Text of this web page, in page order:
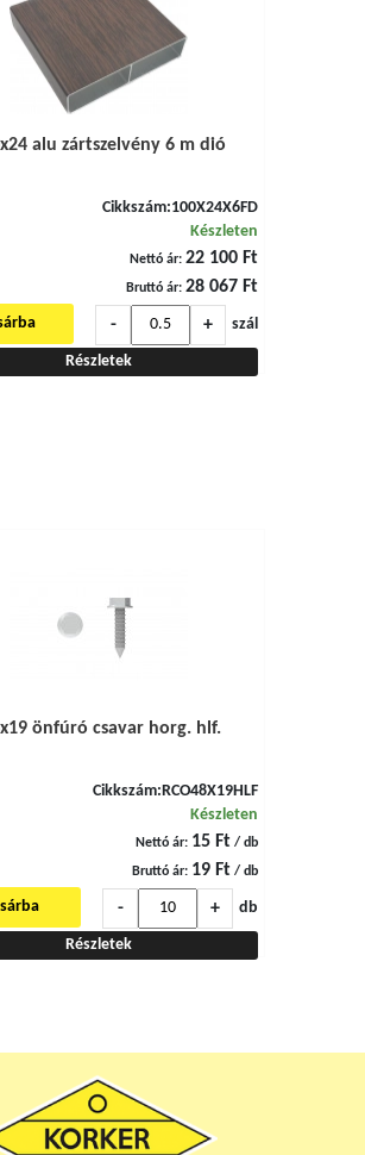
alu zártszelvény 6 m dió
Cikkszám:100X24X6FD
Készleten
Nettó ár: 22 100 Ft
Bruttó ár: 28 067 Ft
-
+ szál
Részletek
önfúró csavar horg. hlf.
Cikkszám: RCO48X19HLF
Készleten
Nettó ár: 15 Ft / db
Bruttó ár: 19 Ft / db
- + db
Részletek